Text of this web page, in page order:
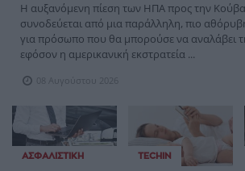
Η αυξανόμενη πίεση των ΗΠΑ προς την Κούβα
συνοδεύεται από μια παράλληλη, πιο
για πρόσωπο που θα μπορούσε να αναλάβει
εφόσον η αμερικανική εκστρατεία ...
08 Αυγούστου 2026
ΑΣΦΑΛΙΣΤΙΚΉ TECHIN